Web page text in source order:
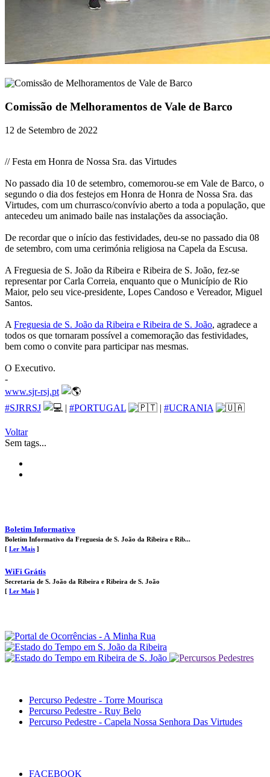
Comissão de Melhoramentos de Vale de Barco
12 de Setembro de 2022
// Festa em Honra de Nossa Sra. das Virtudes
No passado dia 10 de setembro, comemorou-se em Vale de Barco, o
segundo o dia dos festejos em Honra de Honra de Nossa Sra. das
Virtudes, com um churrasco/convívio aberto a toda a população, que
antecedeu um animado baile nas instalações da associação.
De recordar que o início das festividades, deu-se no passado dia 08
de setembro, com uma cerimónia religiosa na Capela da Escusa.
A Freguesia de S. João da Ribeira e Ribeira de S. João, fez-se
representar por Carla Correia, enquanto que o Município de Rio
Maior, pelo seu vice-presidente, Lopes Candoso e Vereador, Miguel
Santos.
A Freguesia de S. João da Ribeira e Ribeira de S. João, agradece a
todos os que tornaram possível a comemoração das festividades,
bem como o convite para participar nas mesmas.
O Executivo.
-
www.sjr-rsj.pt
#SJRRSJ
| #PORTUGAL | #UCRANIA
Voltar
Sem tags...
Boletim Informativo
Boletim Informativo da Freguesia de S. João da Ribeira e Rib...
[ Ler Mais ]
WiFi Grátis
Secretaria de S. João da Ribeira e Ribeira de S. João
[ Ler Mais ]
Percurso Pedestre - Torre Mourisca
Percurso Pedestre - Ruy Belo
Percurso Pedestre - Capela Nossa Senhora Das Virtudes
FACEBOOK